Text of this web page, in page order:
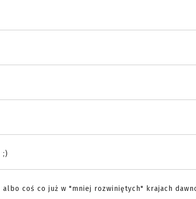
;)
coś co już w "mniej rozwiniętych" krajach